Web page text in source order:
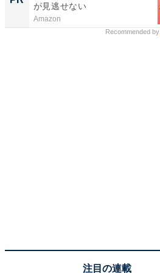
が見逃せない
Amazon
Recommended by
注目の連載